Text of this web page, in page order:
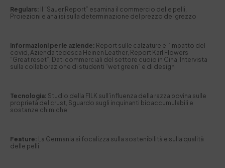
Regulars: Il “Sauer Report” esamina il commercio delle pelli,
Proiezioni e analisi sulla determinazione del prezzo del grezzo
Informazioni per le aziende: Report sulle calzature e l’impatto del
covid, Azienda tedesca Heinen Leather, Report Karl Flowers
“Great reset”, Dati commerciali del settore cuoio in Cina, Intervista
sulla collaborazione di studenti “wet green” e di design
Tecnologia: Studio della FILK sull’influenza della razza bovina sulle
proprietà del crust, Sguardo sugli inquinanti bioaccumulabili e
sostanze chimiche
Feature: La Germania si focalizza sulla sostenibilità e sulla qualità
delle pelli